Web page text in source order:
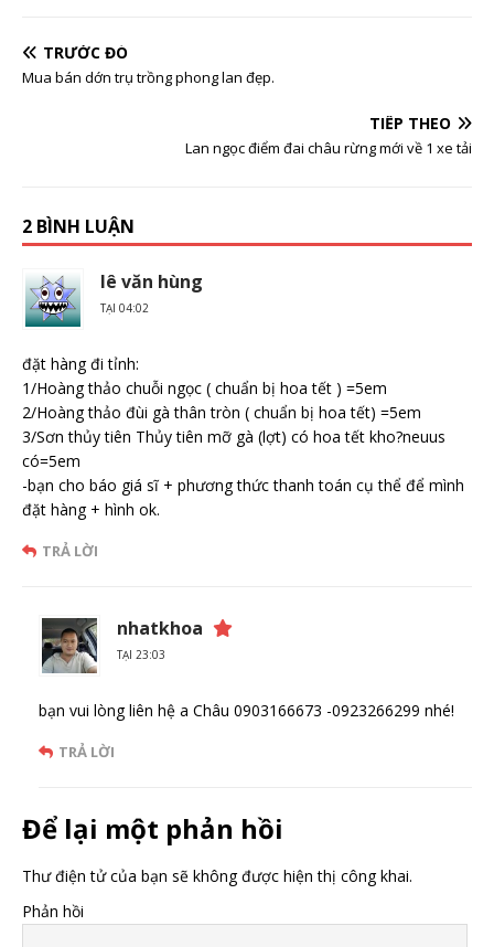
TRƯỚC ĐÓ
Mua bán dớn trụ trồng phong lan đẹp.
TIẾP THEO
Lan ngọc điểm đai châu rừng mới về 1 xe tải
2 BÌNH LUẬN
lê văn hùng
TẠI 04:02
đặt hàng đi tỉnh:
1/Hoàng thảo chuỗi ngọc ( chuẩn bị hoa tết ) =5em
2/Hoàng thảo đùi gà thân tròn ( chuẩn bị hoa tết) =5em
3/Sơn thủy tiên Thủy tiên mỡ gà (lợt) có hoa tết kho?neuus
có=5em
-bạn cho báo giá sĩ + phương thức thanh toán cụ thể để mình
đặt hàng + hình ok.
TRẢ LỜI
nhatkhoa
TẠI 23:03
bạn vui lòng liên hệ a Châu 0903166673 -0923266299 nhé!
TRẢ LỜI
Để lại một phản hồi
Thư điện tử của bạn sẽ không được hiện thị công khai.
Phản hồi